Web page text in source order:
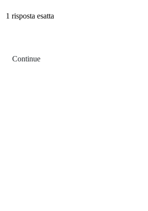
1 risposta esatta
Continue